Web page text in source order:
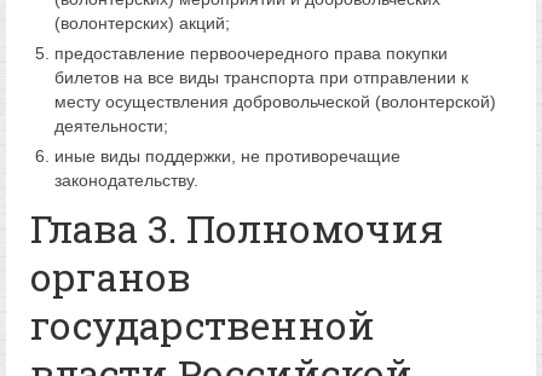
(волонтерских) акций;
предоставление первоочередного права покупки
билетов на все виды транспорта при отправлении к
месту осуществления добровольческой (волонтерской)
деятельности;
иные виды поддержки, не противоречащие
законодательству.
Глава 3. Полномочия
органов
государственной